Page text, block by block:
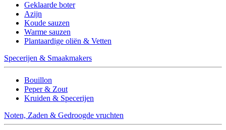
Geklaarde boter
Azijn
Koude sauzen
Warme sauzen
Plantaardige oliën & Vetten
Specerijen & Smaakmakers
Bouillon
Peper & Zout
Kruiden & Specerijen
Noten, Zaden & Gedroogde vruchten